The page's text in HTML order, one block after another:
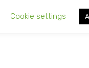
Cookie settings